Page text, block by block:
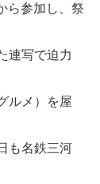
ら参加し、祭
連写で迫力
ルメ）を屋
も名鉄三河